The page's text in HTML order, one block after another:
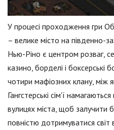
У процесі проходження гри
– велике місто на південно-
Нью-Ріно є центром розваг,
казино, борделі і боксерські
чотири мафіозних клану, між
Гангстерські сім'ї
вулицях міста, щоб залучити
повністю дотримуватися світ